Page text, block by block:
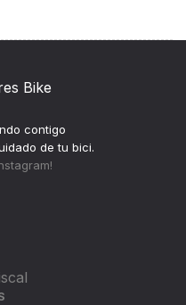
contigo
de tu bici.